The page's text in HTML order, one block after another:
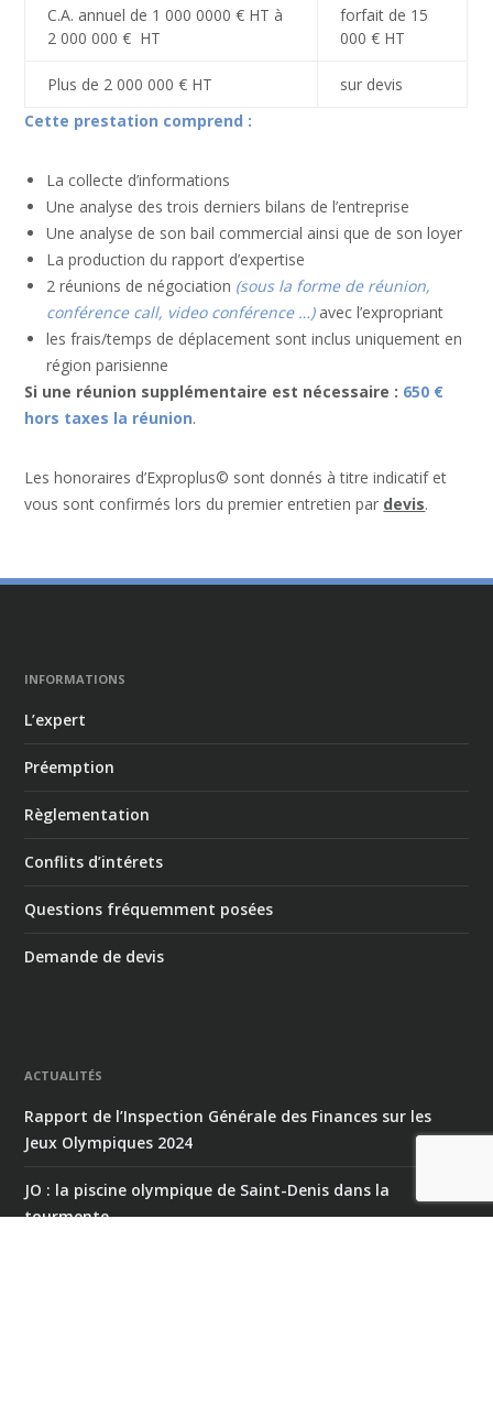
C.A. annuel de 1 000 0000 € HT à
2 000 000 € HT
forfait de 15
000 € HT
Plus de 2 000 000 € HT
sur devis
Cette prestation comprend :
La collecte d’informations
Une analyse des trois derniers bilans de l’entreprise
Une analyse de son bail commercial ainsi que de son loyer
La production du rapport d’expertise
2 réunions de négociation (sous la forme de réunion,
conférence call, video conférence …)avec l’expropriant
les frais/temps de déplacement sont inclus uniquement en
région parisienne
Si une réunion supplémentaire est nécessaire : 650 €
hors taxes la réunion.
Les honoraires d’Exproplus© sont donnés à titre indicatif et
vous sont confirmés lors du premier entretien par devis.
INFORMATIONS
L’expert
Préemption
Règlementation
Conflits d’intérets
Questions fréquemment posées
Demande de devis
ACTUALITÉS
Rapport de l’Inspection Générale des Finances sur les
Jeux Olympiques 2024
JO : la piscine olympique de Saint-Denis dans la
tourmente